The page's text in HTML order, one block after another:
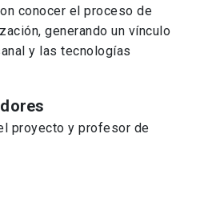
conocer el proceso de
generando un vínculo
y las tecnologías
proyecto y profesor de